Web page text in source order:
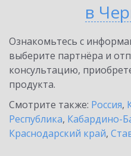
в
Ознакомьтесь с
выберите партнёра и
консультацию,
продукта.
Смотрите также: Россия,
Республика, Кабардино-
Краснодарский край,